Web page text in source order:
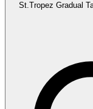
St.Tropez Gradual